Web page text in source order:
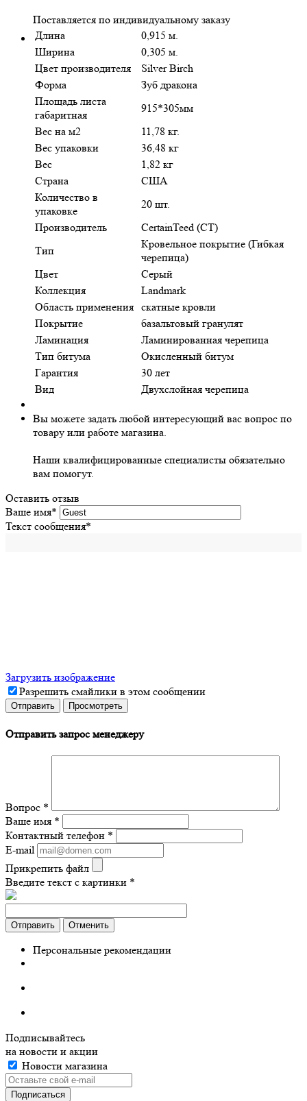
Поставляется по индивидуальному заказу
Длина
0,915 м.
Ширина
0,305 м.
Цвет производителя
Silver Birch
Форма
Зуб дракона
Площадь листа
габаритная
915*305мм
Вес на м2
11,78 кг.
Вес упаковки
36,48 кг
Вес
1,82 кг
Страна
США
Количество в
упаковке
20 шт.
Производитель
CertainTeed (CT)
Тип
Кровельное покрытие (Гибкая
черепица)
Цвет
Серый
Коллекция
Landmark
Область применения скатные кровли
Покрытие
базальтовый гранулят
Ламинация
Ламинированная черепица
Тип битума
Окисленный битум
Гарантия
30 лет
Вид
Двухслойная черепица
Вы можете задать любой интересующий вас вопрос по
товару или работе магазина.
Наши квалифицированные специалисты обязательно
вам помогут.
Оставить отзыв
Ваше имя*
Текст сообщения*
Загрузить изображение
Разрешить смайлики в этом сообщении
Отправить запрос менеджеру
Вопрос *
Ваше имя *
Контактный телефон *
E-mail
Прикрепить файл
Введите текст с картинки *
Отправить Отменить
Персональные рекомендации
Подписывайтесь
на новости и акции
Новости магазина